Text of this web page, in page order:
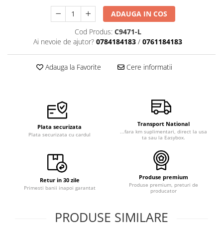
ADAUGA IN COS
Cod Produs: C9471-L
Ai nevoie de ajutor? 0784184183 / 0761184183
Adauga la Favorite Cere informatii
Plata securizata
Plata securizata cu cardul
Transport National
...fara km suplimentari, direct la usa
ta sau la Easybox.
Retur in 30 zile
Primesti banii inapoi garantat
Produse premium
Produse premium, preturi de
producator
PRODUSE SIMILARE